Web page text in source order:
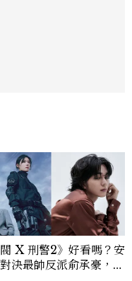
閥 X 刑警2》好看嗎？安
決最帥反派俞承豪，鄭